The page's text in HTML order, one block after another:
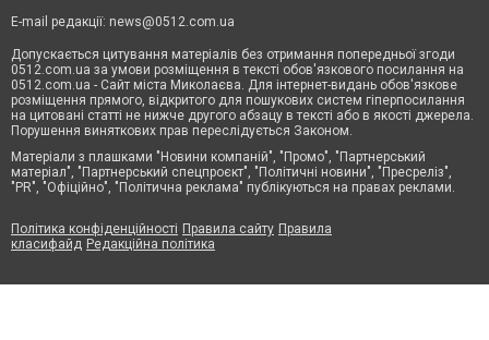
E-mail редакції: news@0512.com.ua
Допускається цитування матеріалів без отримання попередньої згоди
0512.com.ua за умови розміщення в тексті обов'язкового посилання на
0512.com.ua - Сайт міста Миколаєва. Для інтернет-видань обов'язкове
розміщення прямого, відкритого для пошукових систем гіперпосилання
на цитовані статті не нижче другого абзацу в тексті або в якості джерела.
Порушення виняткових прав переслідується Законом.
Матеріали з плашками "Новини компаній", "Промо", "Партнерський
матеріал", "Партнерський спецпроєкт", "Політичні новини", "Пресреліз",
"PR", "Офіційно", "Політична реклама" публікуються на правах реклами.
Політика конфіденційності Правила сайту Правила
класифайд Редакційна політика